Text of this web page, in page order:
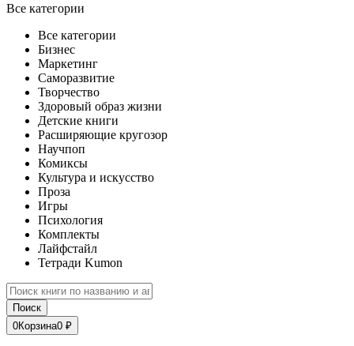
Все категории
Все категории
Бизнес
Маркетинг
Саморазвитие
Творчество
Здоровый образ жизни
Детские книги
Расширяющие кругозор
Научпоп
Комиксы
Культура и искусство
Проза
Игры
Психология
Комплекты
Лайфстайл
Тетради Kumon
Поиск
0Корзина0 ₽